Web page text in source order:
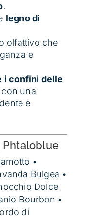
.
legno di
olfattivo che
e
i confini delle
con una
e
Phtaloblue
•
Bulgea •
Dolce
Bourbon •
di